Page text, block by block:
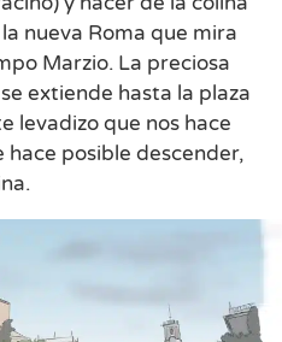
nueva Roma que mira
Marzio. La preciosa
extiende hasta la plaza
levadizo que nos hace
posible descender,